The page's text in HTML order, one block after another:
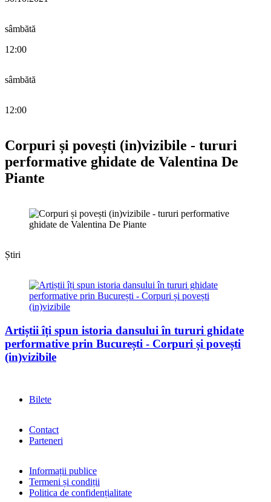
sâmbătă
12:00
sâmbătă
12:00
Corpuri și povești (in)vizibile - tururi
performative ghidate de Valentina De
Piante
Știri
Artiștii îți spun istoria dansului în tururi ghidate
performative prin București - Corpuri și povești
(in)vizibile
Bilete
Contact
Parteneri
Informații publice
Termeni și condiții
Politica de confidențialitate